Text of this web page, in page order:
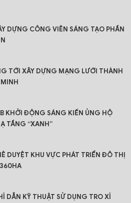
DỰNG CÔNG VIÊN SÁNG TẠO PHẦN
TỚI XÂY DỰNG MẠNG LƯỚI THÀNH
KHỞI ĐỘNG SÁNG KIẾN ỦNG HỘ
TẦNG “XANH”
DUYỆT KHU VỰC PHÁT TRIỂN ĐÔ THỊ
DẪN KỸ THUẬT SỬ DỤNG TRO XỈ